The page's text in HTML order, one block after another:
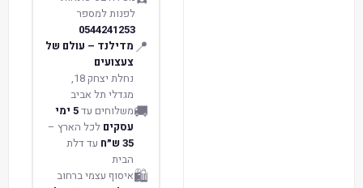
לפנות למספר
0544241253
📍 מדילנד – עולם של
צעצועים
נחלת יצחק 18,
מגדלי תל אביב
🚚משלוחים עד 5 ימי
עסקים לכל הארץ –
35 ש״ח
עד דלת
הבית
🛍️איסוף עצמי ברחוב